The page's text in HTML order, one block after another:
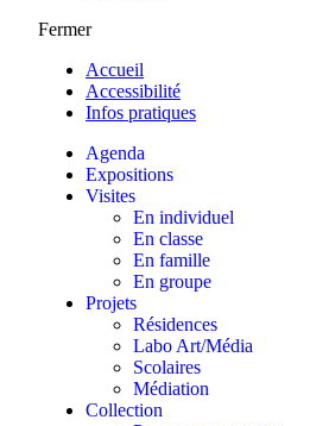
Fermer
Accueil
Accessibilité
Infos pratiques
Agenda
Expositions
Visites
En individuel
En classe
En famille
En groupe
Projets
Résidences
Labo Art/Média
Scolaires
Médiation
Collection